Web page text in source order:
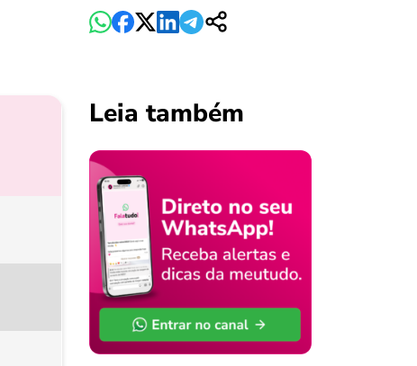
Leia também